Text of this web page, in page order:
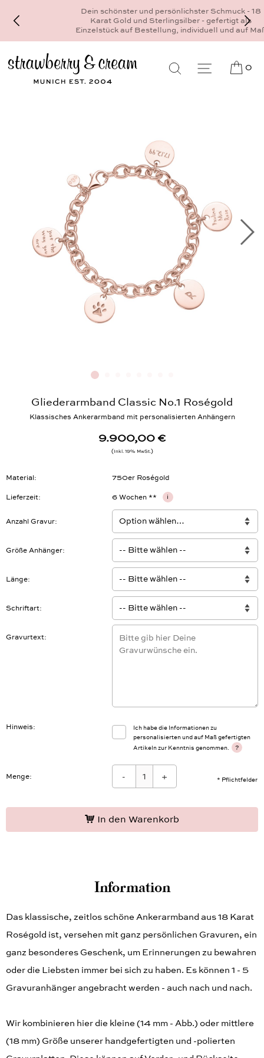
Dein schönster und persönlichster Schmuck - 18
Karat Gold und Sterlingsilber - gefertigt als
Einzelstück auf Bestellung, individuell und auf Maß
0
Gliederarmband Classic No.1 Roségold
Klassisches Ankerarmband mit personalisierten Anhängern
9.900,00 €
Inkl. 19% MwSt.
Material 750er Roségold
Lieferzeit 6 Wochen ** i
Anzahl Gravur
Größe Anhänger
Länge
Schriftart
Gravurtext
Hinweis
Ich habe die Informationen zu
personalisierten und auf Maß gefertigten
Artikeln zur Kenntnis genommen.
?
* Pflichtfelder
Menge: - +
In den Warenkorb
Information
Das klassische, zeitlos schöne Ankerarmband aus 18 Karat
Roségold ist, versehen mit ganz persönlichen Gravuren, ein
ganz besonderes Geschenk, um Erinnerungen zu bewahren
oder die Liebsten immer bei sich zu haben. Es können 1 - 5
Gravuranhänger angebracht werden - auch nach und nach.
Wir kombinieren hier die kleine (14 mm - Abb.) oder mittlere
(18 mm) Größe unserer handgefertigten und -polierten